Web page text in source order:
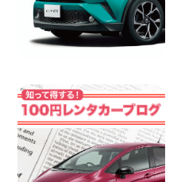
【佐渡の夏は
県 両津店
佐渡空港店
今週末空きあ
東町店